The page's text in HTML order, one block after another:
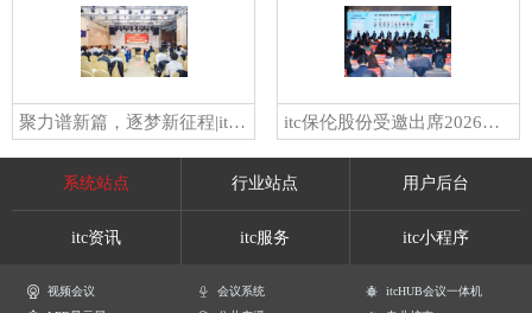
聚力谱新篇，逐梦新征程|itc市场服务部、设计部启动大会圆满举行！ itc保伦股份受邀出席2026行家说开年盛会，共话LED显示屏产业发展新路径
系统站点 行业站点 用户后台
itc资讯 itc服务 itc小程序
视频会议 会议系统
itcHUB会议一体机